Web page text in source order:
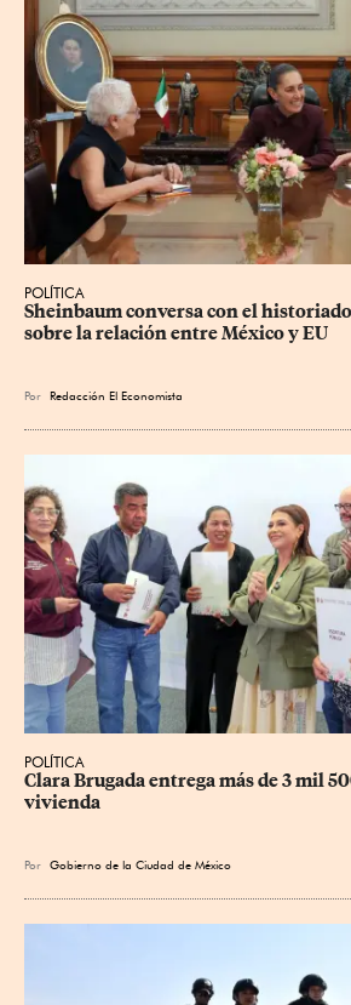
POLÍTICA
Sheinbaum conversa con el
sobre la relación entre México y EU
Por Redacción El Economista
POLÍTICA
Clara Brugada entrega más de 3 mil
vivienda
Por Gobierno de la Ciudad de México